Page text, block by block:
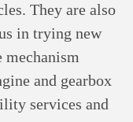
They are also
in trying new
mechanism
and gearbox
services and